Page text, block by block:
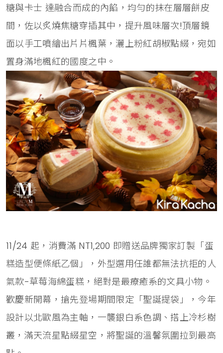
糖與卡士 達融合而成的內餡，均勻的抹在層層餅皮
間，佐以炙燒焦糖穿插其中，提升風味層次!頂層鏡
面以手工噴繪出片片楓葉，灑上粉紅胡椒點綴，宛如
置身滿地楓紅的國度之中。
11/24 起，消費滿 NT1,200 即贈送品牌獨家訂製「蛋
糕造型便條紙乙個」，外型選用任誰都無法抗拒的人
氣款-草莓海綿蛋糕，絕對是最療癒系的文具小物。
歡慶新開幕，搶先登場期間限定「聖誕提袋」，今年
設計以北歐風為主軸，一襲銀白系色調、搭上冷杉樹
叢，滿天流星點綴星空，將聖誕的溫馨氛圍拉到最高